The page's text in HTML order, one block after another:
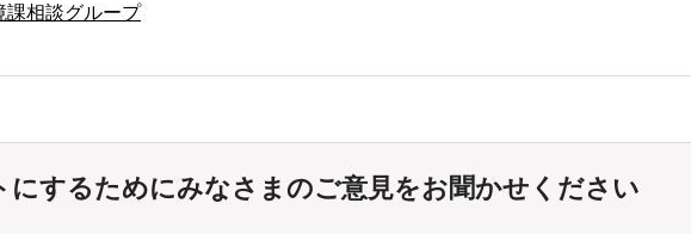
課相談グループ
にするためにみなさまのご意見をお聞かせください